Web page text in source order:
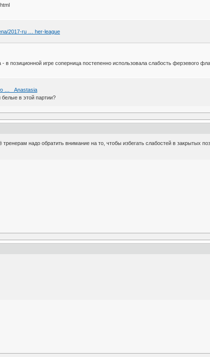
2017-ru … her-league
в позиционной игре соперница постепенно использовала слабость ферзевого
… _Anastasia
в этой партии?
тренерам надо обратить внимание на то, чтобы избегать слабостей в закрытых